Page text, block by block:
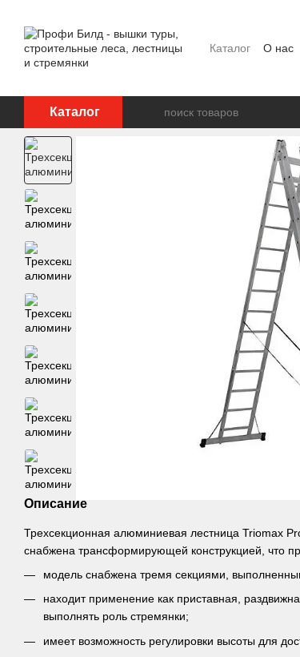
Каталог О нас
Каталог
Описание
Трехсекционная алюминиевая лестница Triomax
снабжена трансформирующей конструкцией, что
модель снабжена тремя секциями,
находит применение как приставная,
выполнять роль стремянки;
имеет возможность регулировки высоты для